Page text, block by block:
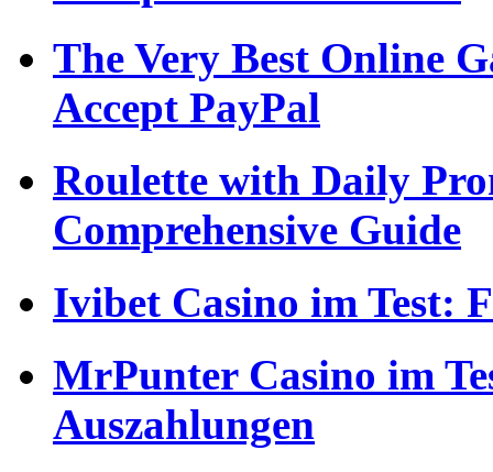
The Very Best Online
Accept PayPal
Roulette with Daily
Comprehensive Guide
Ivibet Casino im Test:
MrPunter Casino im
Auszahlungen